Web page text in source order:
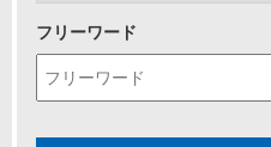
フリーワード